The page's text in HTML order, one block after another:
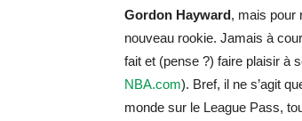
Gordon Hayward, mais pour
nouveau rookie. Jamais à
fait et (pense ?) faire plaisir à
NBA.com). Bref, il ne s’agit
monde sur le League Pass,